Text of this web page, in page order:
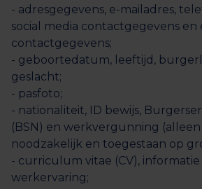
- adresgegevens, e-mailadres,
social media contactgegevens
contactgegevens;
- geboortedatum, leeftijd,
geslacht;
- pasfoto;
- nationaliteit, ID bewijs,
(BSN) en werkvergunning
noodzakelijk en toegestaan op
- curriculum vitae (CV),
werkervaring;